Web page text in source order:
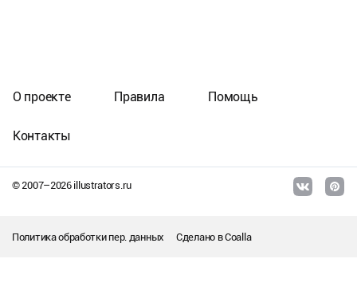
© 2007–2026illustrators.ru
О проекте Правила Помощь
Контакты
Политика обработки пер. данных Сделано вCoalla